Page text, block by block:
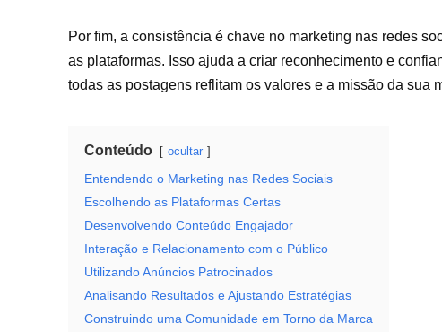
Por fim, a consistência é chave no marketing nas redes
as plataformas. Isso ajuda a criar reconhecimento e
todas as postagens reflitam os valores e a missão da sua
Conteúdo ocultar
Entendendo o Marketing nas Redes Sociais
Escolhendo as Plataformas Certas
Desenvolvendo Conteúdo Engajador
Interação e Relacionamento com o Público
Utilizando Anúncios Patrocinados
Analisando Resultados e Ajustando Estratégias
Construindo uma Comunidade em Torno da Marca